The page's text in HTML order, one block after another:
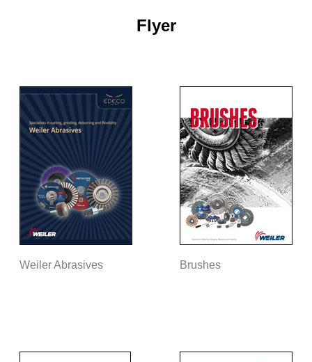
Flyer
Weiler Abrasives Brushes